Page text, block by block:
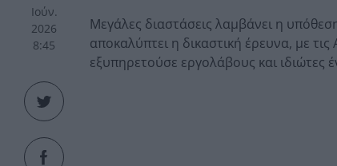
Ιούν.
2026
8:45
Μεγάλες διαστάσεις λαμβάνει η
αποκαλύπτει η δικαστική έρευνα, με
εξυπηρετούσε εργολάβους και ιδιώτες